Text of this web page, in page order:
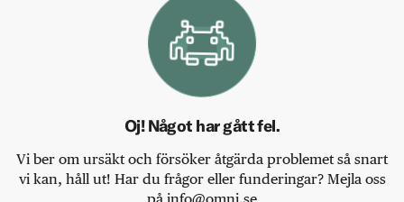
Oj! Något har gått fel.
Vi ber om ursäkt och försöker åtgärda problemet så snart
vi kan, håll ut! Har du frågor eller funderingar? Mejla oss